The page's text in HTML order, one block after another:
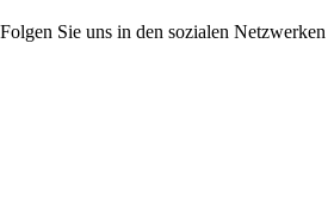
Folgen Sie uns in den sozialen Netzwerken